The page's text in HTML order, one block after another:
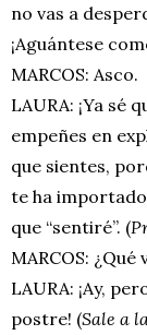
no vas a
¡Aguántese
MARCOS: Asco.
LAURA: ¡Ya sé
empeñes en
que sientes,
te ha importado
que “sentiré”. (
MARCOS: ¿Qué
LAURA: ¡Ay,
postre! (Sale a